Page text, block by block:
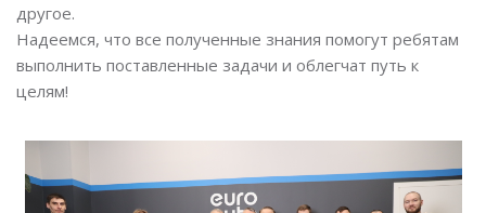
другое.
Надеемся, что все полученные знания помогут ребятам
выполнить поставленные задачи и облегчат путь к
целям!